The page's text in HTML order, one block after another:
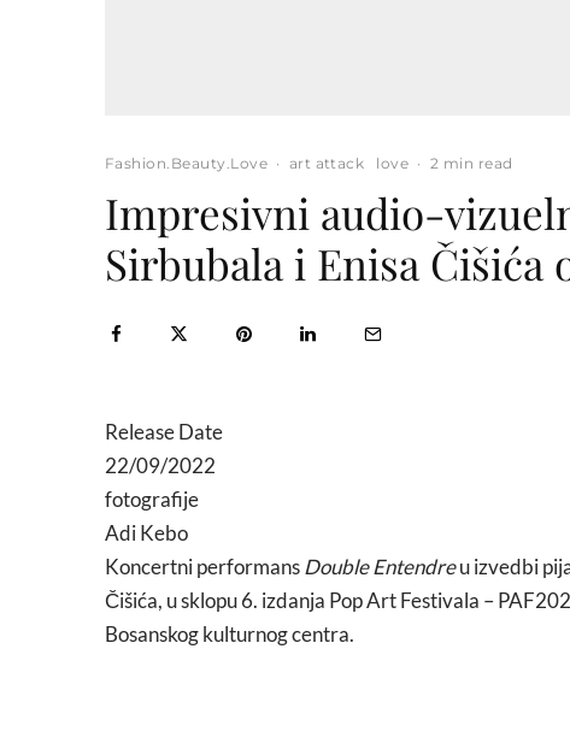
Fashion.Beauty.Love · art attack love · 2 min read
Impresivni audio-
Sirbubala i Enisa Čišića
Release Date
22/09/2022
fotografije
Adi Kebo
Koncertni performansDouble Entendreu izvedbi
Čišića, u sklopu 6. izdanja Pop Art Festivala –
Bosanskog kulturnog centra.